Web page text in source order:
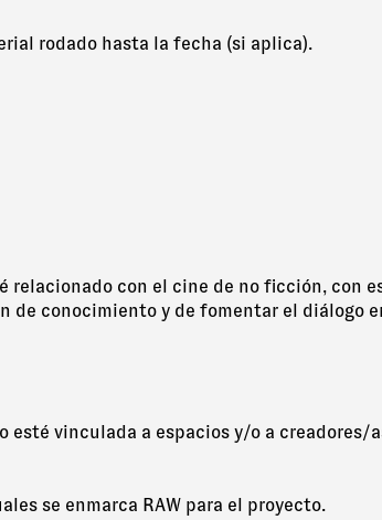
rodado hasta la fecha (si aplica).
con el cine de no ficción, con
de conocimiento y de fomentar el diálogo
vinculada a espacios y/o a
se enmarca RAW para el proyecto.